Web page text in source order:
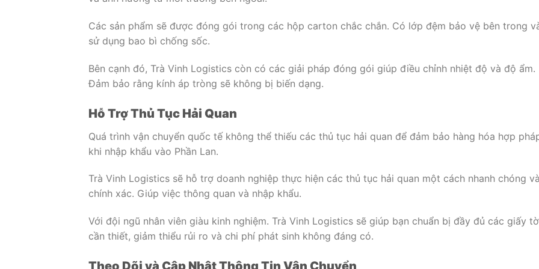
Các sản phẩm sẽ được đóng gói trong các hộp carton chắc chắn. Có lớp đệm bảo vệ bên trong
sử dụng bao bì chống sốc.
Bên cạnh đó, Trà Vinh Logistics còn có các giải pháp đóng gói giúp điều chỉnh nhiệt độ và độ ẩm.
Đảm bảo rằng kính áp tròng sẽ không bị biến dạng.
Hỗ Trợ Thủ Tục Hải Quan
Quá trình vận chuyển quốc tế không thể thiếu các thủ tục hải quan để đảm bảo hàng hóa hợp
khi nhập khẩu vào Phần Lan.
Trà Vinh Logistics sẽ hỗ trợ doanh nghiệp thực hiện các thủ tục hải quan một cách nhanh chóng và
chính xác. Giúp việc thông quan và nhập khẩu.
Với đội ngũ nhân viên giàu kinh nghiệm. Trà Vinh Logistics sẽ giúp bạn chuẩn bị đầy đủ các giấy tờ
cần thiết, giảm thiểu rủi ro và chi phí phát sinh không đáng có.
Theo Dõi và Cập Nhật Thông Tin Vận Chuyển